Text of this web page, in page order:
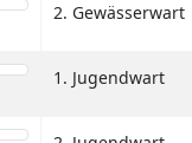
2. Gewässerwart
1. Jugendwart